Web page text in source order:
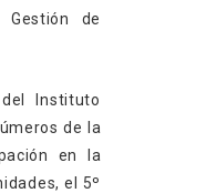
de
Instituto
de la
en la
el 5º